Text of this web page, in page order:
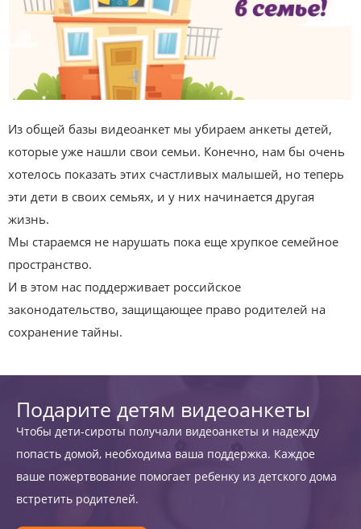
Из общей базы видеоанкет мы убираем анкеты детей,
которые уже нашли свои семьи. Конечно, нам бы очень
хотелось показать этих счастливых малышей, но теперь
эти дети в своих семьях, и у них начинается другая
жизнь.
Мы стараемся не нарушать пока еще хрупкое семейное
пространство.
И в этом нас поддерживает российское
законодательство, защищающее право родителей на
сохранение тайны.
Подарите детям видеоанкеты
Чтобы дети-сироты получали видеоанкеты и надежду
попасть домой, необходима ваша поддержка. Каждое
ваше пожертвование помогает ребенку из детского дома
встретить родителей.